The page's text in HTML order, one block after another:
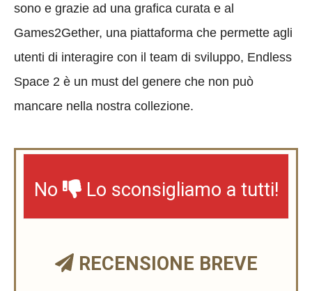
sono e grazie ad una grafica curata e al
Games2Gether, una piattaforma che permette agli
utenti di interagire con il team di sviluppo, Endless
Space 2 è un must del genere che non può
mancare nella nostra collezione.
No Lo sconsigliamo a tutti!
RECENSIONE BREVE